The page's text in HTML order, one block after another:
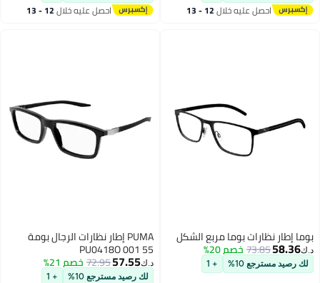
احصل عليه خلال 12 - 13 احصل عليه خلال 12 - 13
بوما إطار نظارات بوما مربع الشكل
د.ك‏58.36
73.85خصم 20%
لك رصيد مسترجع 10% + 1
PUMA إطار نظارات الرجال بومة
PU0418O 001 55
د.ك‏57.55
72.95خصم 21%
لك رصيد مسترجع 10% + 1